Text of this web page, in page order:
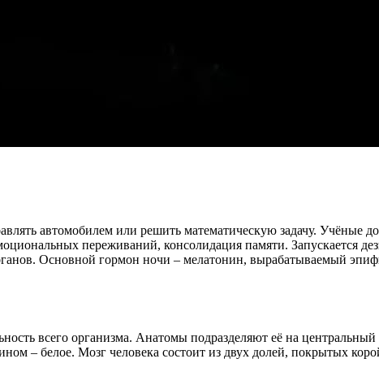
автомобилем или решить математическую задачу. Учёные
переживаний, консолидация памяти. Запускается
Основной гормон ночи – мелатонин, вырабатываемый
всего организма. Анатомы подразделяют её на
– белое. Мозг человека состоит из двух долей, покрытых